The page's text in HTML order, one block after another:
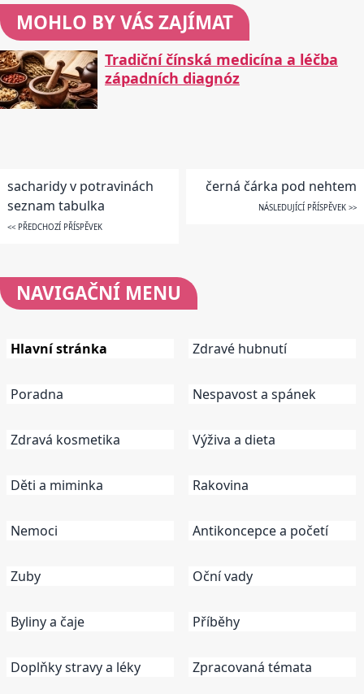
MOHLO BY VÁS ZAJÍMAT
Tradiční čínská medicína a léčba
západních diagnóz
sacharidy v potravinách
seznam tabulka
<< PŘEDCHOZÍ PŘÍSPĚVEK
černá čárka pod nehtem
NÁSLEDUJÍCÍ PŘÍSPĚVEK >>
NAVIGAČNÍ MENU
Hlavní stránka
Poradna
Zdravá kosmetika
Děti a miminka
Nemoci
Zuby
Byliny a čaje
Doplňky stravy a léky
Zdravé hubnutí
Nespavost a spánek
Výživa a dieta
Rakovina
Antikoncepce a početí
Oční vady
Příběhy
Zpracovaná témata